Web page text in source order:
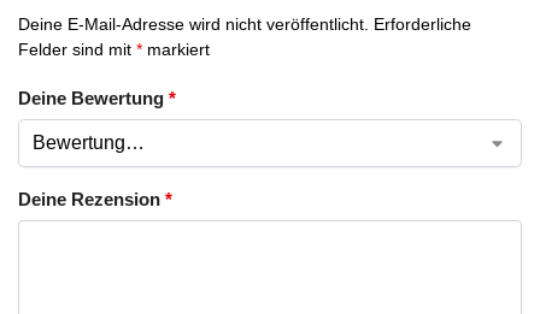
Deine E-Mail-Adresse wird nicht veröffentlicht. Erforderliche
Felder sind mit * markiert
Deine Bewertung *
Deine Rezension *